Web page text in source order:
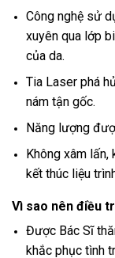
Công nghệ sử
xuyên qua lớp
của da.
Tia Laser phá
nám tận gốc.
Năng lượng
Không xâm lấn,
kết thúc liệu
Vì sao nên điều
Được Bác Sĩ
khắc phục tình